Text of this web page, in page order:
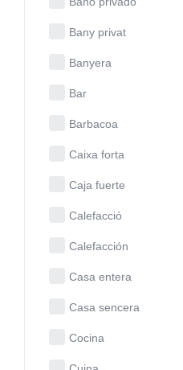
Bany privat
Banyera
Bar
Barbacoa
Caixa forta
Caja fuerte
Calefacció
Calefacción
Casa entera
Casa sencera
Cocina